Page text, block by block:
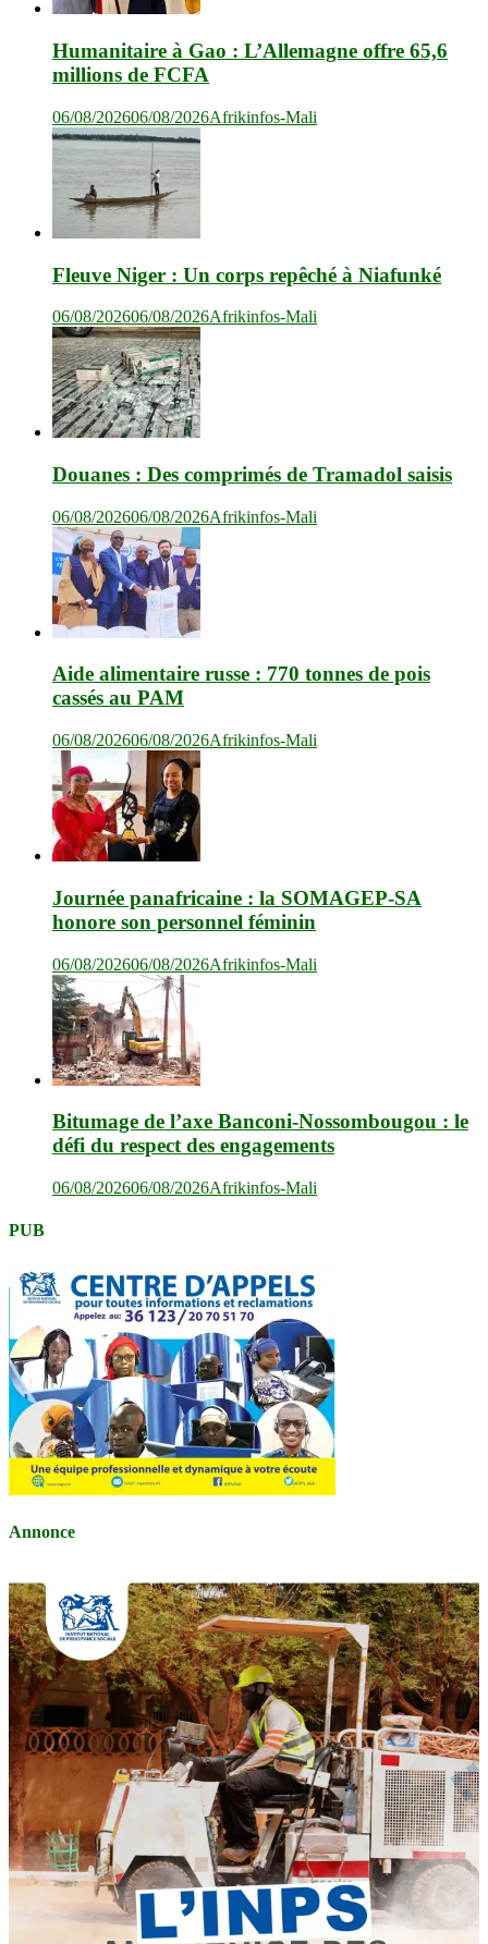
Humanitaire à Gao : L’Allemagne offre 65,6
millions de FCFA
06/08/202606/08/2026Afrikinfos-Mali
Fleuve Niger : Un corps repêché à Niafunké
06/08/202606/08/2026Afrikinfos-Mali
Douanes : Des comprimés de Tramadol saisis
06/08/202606/08/2026Afrikinfos-Mali
Aide alimentaire russe : 770 tonnes de pois
cassés au PAM
06/08/202606/08/2026Afrikinfos-Mali
Journée panafricaine : la SOMAGEP-SA
honore son personnel féminin
06/08/202606/08/2026Afrikinfos-Mali
Bitumage de l’axe Banconi-Nossombougou : le
défi du respect des engagements
06/08/202606/08/2026Afrikinfos-Mali
PUB
Annonce